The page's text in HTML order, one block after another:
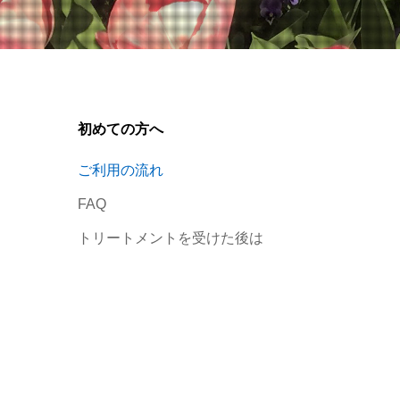
初めての方へ
ご利用の流れ
FAQ
トリートメントを受けた後は